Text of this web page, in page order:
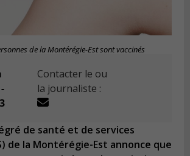
de la Montérégie-Est sont vaccinés
Contacter le ou
la journaliste :
de santé et de services
de la Montérégie-Est annonce que